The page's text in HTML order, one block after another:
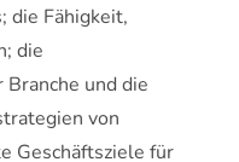
die Fähigkeit,
die
und die
von
Geschäftsziele für